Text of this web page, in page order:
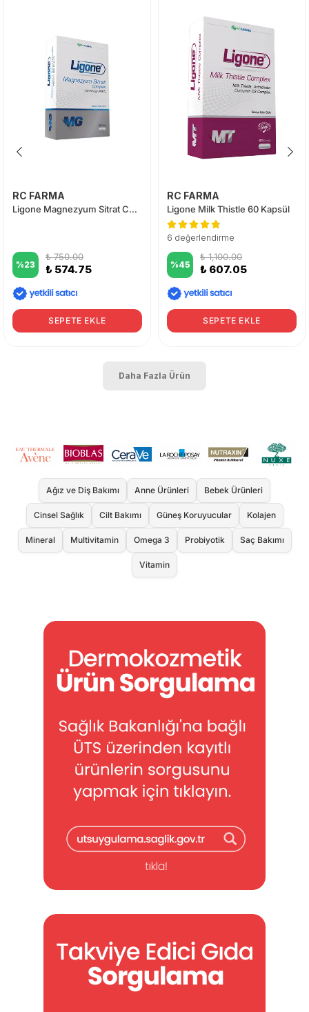
RC FARMA
Ligone Magnezyum Sitrat Complex 60 Tablet
%23
₺ 750.00
₺ 574.75
SEPETE EKLE
RC FARMA
Ligone Milk Thistle 60 Kapsül
6 değerlendirme
%45
₺ 1,100.00
₺ 607.05
SEPETE EKLE
Daha Fazla Ürün
Ağız ve Diş Bakımı Anne Ürünleri Bebek Ürünleri
Cinsel Sağlık Cilt Bakımı Güneş Koruyucular Kolajen
Mineral Multivitamin Omega 3 Probiyotik Saç Bakımı
Vitamin